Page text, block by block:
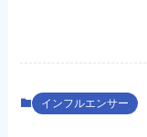
インフルエンサー